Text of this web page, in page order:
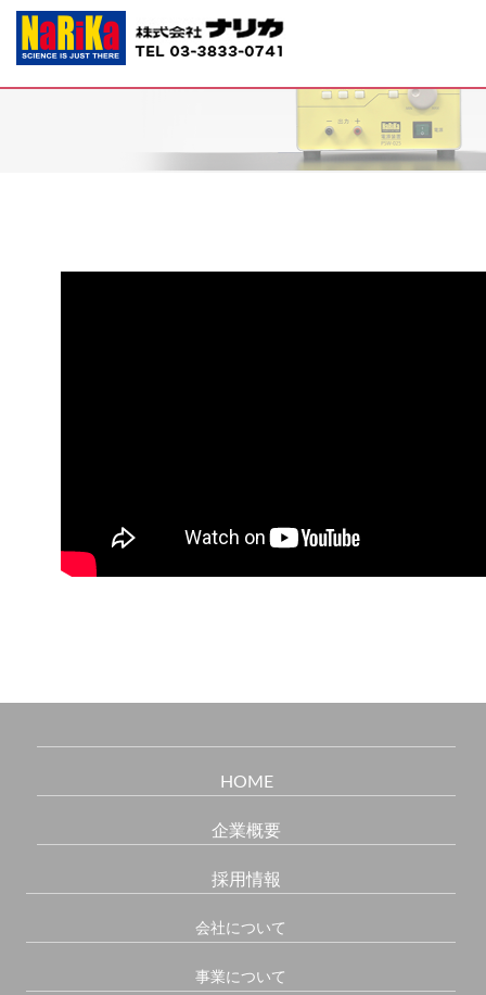
G40-3454 寒天培地
HOME
企業概要
採用情報
会社について
事業について